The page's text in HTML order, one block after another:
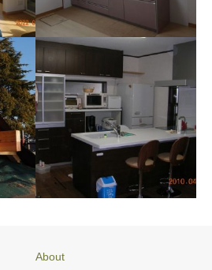
施工例078 M様邸
About